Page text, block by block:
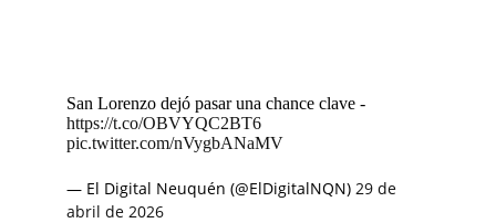
San Lorenzo dejó pasar una chance clave -
https://t.co/OBVYQC2BT6
pic.twitter.com/nVygbANaMV
— El Digital Neuquén (@ElDigitalNQN) 29 de
abril de 2026